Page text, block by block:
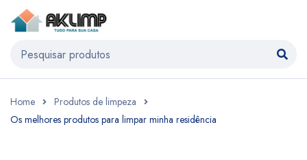
Home
Produtos de limpeza
Os melhores produtos para limpar minha residência